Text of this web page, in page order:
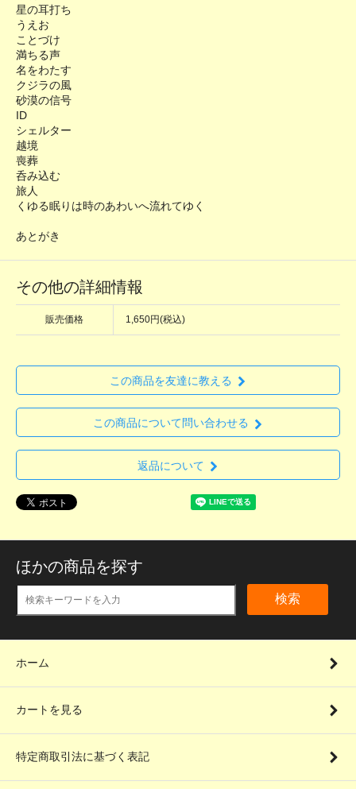
星の耳打ち
うえお
ことづけ
満ちる声
名をわたす
クジラの風
砂漠の信号
ID
シェルター
越境
喪葬
呑み込む
旅人
くゆる眠りは時のあわいへ流れてゆく
あとがき
その他の詳細情報
販売価格 1,650円(税込)
この商品を友達に教える
この商品について問い合わせる
返品について
ほかの商品を探す
検索
ホーム
カートを見る
特定商取引法に基づく表記